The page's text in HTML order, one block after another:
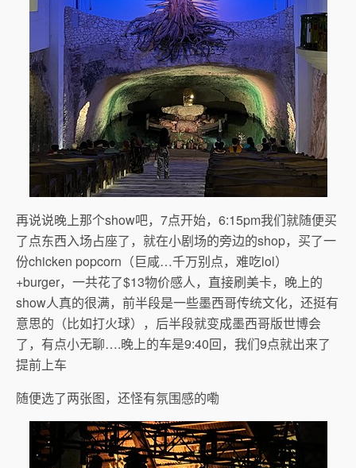
再说说晚上那个show吧，7点开始，6:15pm我们就随便买
了点东西入场占座了，就在小剧场的旁边的shop，买了一
份chicken popcorn（巨咸…千万别点，难吃lol）
+burger，一共花了$13物价感人，直接刷美卡，晚上的
show人真的很满，前半段是一些墨西哥传统文化，还挺有
意思的（比如打火球），后半段就变成墨西哥版世博会
了，有点小无聊….晚上的车是9:40回，我们9点就出来了
提前上车
随便选了两张图，还怪有氛围感的嘞